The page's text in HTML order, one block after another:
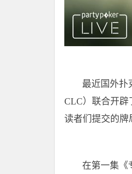
最近国外扑
CLC）联合开辟
读者们提交的牌
在第一集《